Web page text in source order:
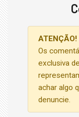
ATENÇÃO!
Os
exclusiva
achar algo
denuncie.